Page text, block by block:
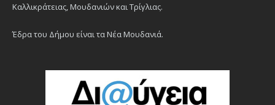
Καλλικράτειας, Μουδανιών και Τρίγλιας.
Έδρα του Δήμου είναι τα Νέα Μουδανιά.